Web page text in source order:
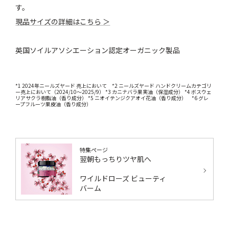
す。
現品サイズの詳細はこちら ＞
英国ソイルアソシエーション認定オーガニック製品
*1 2024年ニールズヤード 売上において *2 ニールズヤード ハンドクリームカテゴリ
ー売上において（2024/10～2025/9） *3 カニナバラ果実油（保湿成分） *4 ボスウェ
リアサクラ樹脂油（香り成分） *5 ニオイテンジクアオイ花油（香り成分） *6 グレ
ープフルーツ果皮油（香り成分）
特集ページ
翌朝もっちりツヤ肌へ
ワイルドローズ ビューティ
バーム